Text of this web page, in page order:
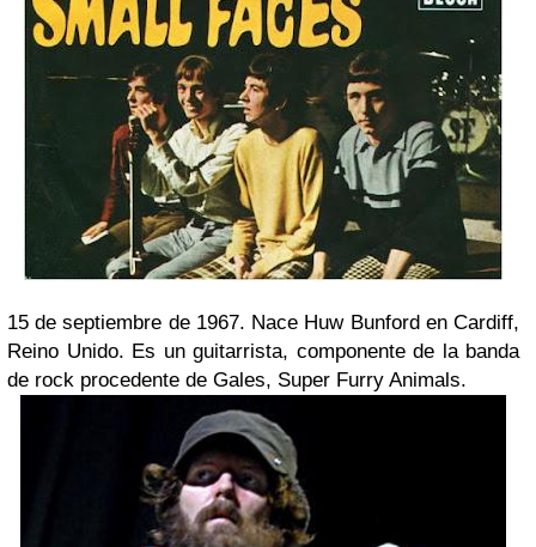
15 de septiembre de 1967. Nace Huw Bunford en Cardiff,
Reino Unido. Es un guitarrista, componente de la banda
de rock procedente de Gales, Super Furry Animals.